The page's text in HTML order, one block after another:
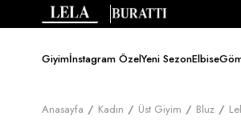
Giyimİnstagram ÖzelYeni SezonElbise
Anasayfa Kadın Üst Giyim Bluz